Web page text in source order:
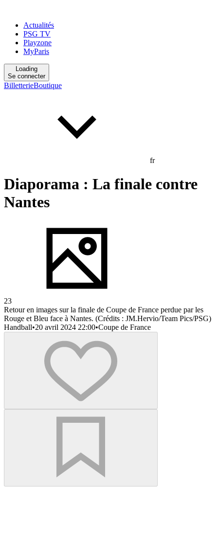
Actualités
PSG TV
Playzone
MyParis
Loading
Se connecter
BilletterieBoutique
fr
Diaporama : La finale contre
Nantes
23
Retour en images sur la finale de Coupe de France perdue par les
Rouge et Bleu face à Nantes. (Crédits : JM.Hervio/Team Pics/PSG)
Handball•20 avril 2024 22:00•Coupe de France